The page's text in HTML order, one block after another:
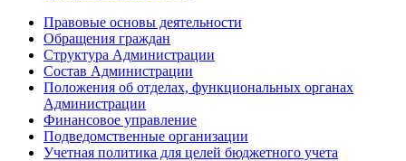
Правовые основы деятельности
Обращения граждан
Структура Администрации
Состав Администрации
Положения об отделах, функциональных органах
Администрации
Финансовое управление
Подведомственные организации
Учетная политика для целей бюджетного учета